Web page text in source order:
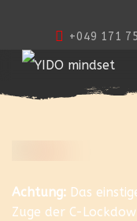
+049 171
Achtung: Das
Zuge der C-